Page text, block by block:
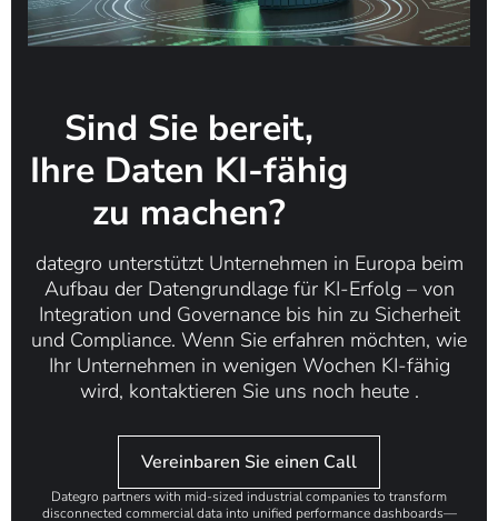
Sind Sie bereit,
Ihre Daten KI-fähig
zu machen?
dategro unterstützt Unternehmen in Europa beim
Aufbau der Datengrundlage für KI-Erfolg – ​​von
Integration und Governance bis hin zu Sicherheit
und Compliance. Wenn Sie erfahren möchten, wie
Ihr Unternehmen in wenigen Wochen KI-fähig
wird, kontaktieren Sie uns noch heute.
Vereinbaren Sie einen Call
Dategro partners with mid-sized industrial companies to transform
disconnected commercial data into unified performance dashboards—